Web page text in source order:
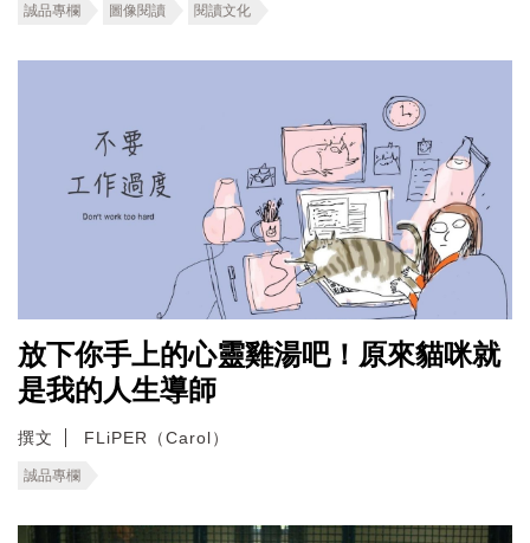
誠品專欄 圖像閱讀 閱讀文化
放下你手上的心靈雞湯吧！原來貓咪就
是我的人生導師
撰文 FLiPER（Carol）
誠品專欄